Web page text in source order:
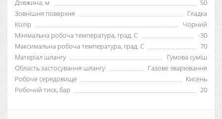
Довжина, м
50
Зовнішня поверхня
Гладка
Колір
Чорний
Мінімальна робоча температура, град. С
-30
Максимальна робоча температура, град. С
70
Матеріал шлангу
Гумова суміш
Область застосування шлангу
Газове зварювання
Робоче середовище
Кисень
Робочий тиск, бар
20